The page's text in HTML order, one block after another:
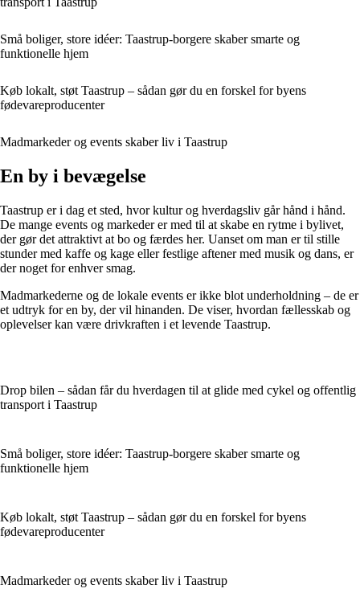
Små boliger, store idéer: Taastrup-borgere skaber smarte og
funktionelle hjem
Køb lokalt, støt Taastrup – sådan gør du en forskel for byens
fødevareproducenter
Madmarkeder og events skaber liv i Taastrup
En by i bevægelse
Taastrup er i dag et sted, hvor kultur og hverdagsliv går hånd i hånd.
De mange events og markeder er med til at skabe en rytme i bylivet,
der gør det attraktivt at bo og færdes her. Uanset om man er til stille
stunder med kaffe og kage eller festlige aftener med musik og dans, er
der noget for enhver smag.
Madmarkederne og de lokale events er ikke blot underholdning – de er
et udtryk for en by, der vil hinanden. De viser, hvordan fællesskab og
oplevelser kan være drivkraften i et levende Taastrup.
Drop bilen – sådan får du hverdagen til at glide med cykel og offentlig
transport i Taastrup
Små boliger, store idéer: Taastrup-borgere skaber smarte og
funktionelle hjem
Køb lokalt, støt Taastrup – sådan gør du en forskel for byens
fødevareproducenter
Madmarkeder og events skaber liv i Taastrup